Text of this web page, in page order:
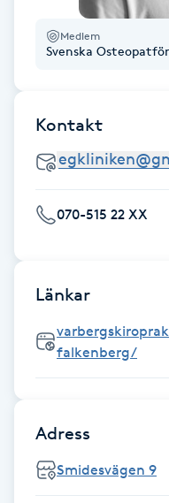
Fransar
Fransborttagning
Fransfärgning
Fransförlängning
Fransförlängning Volym
Fransrengöring
Medlem
Svenska
Kontakt
070-515 22 XX
Länkar
falkenberg/
Adress
Smidesvägen 9